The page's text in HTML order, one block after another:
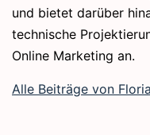
und bietet darüber
technische
Online Marketing an.
Alle Beiträge von